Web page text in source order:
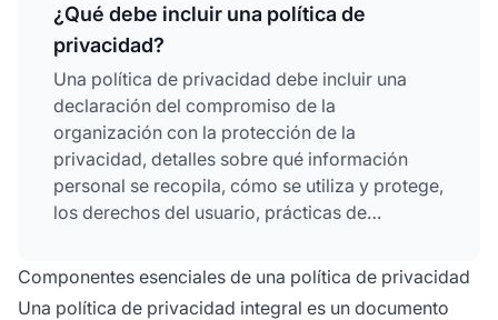
¿Qué debe incluir una política de
privacidad?
Una política de privacidad debe incluir una
declaración del compromiso de la
organización con la protección de la
privacidad, detalles sobre qué información
personal se recopila, cómo se utiliza y protege,
los derechos del usuario, prácticas de
información de contacto y cómo los usuarios
pueden acceder o corregir sus datos.
Componentes esenciales de una política de privacidad
Una política de privacidad integral es un documento